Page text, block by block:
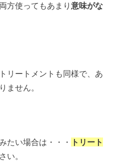
方使ってもあまり意味がな
リートメントも同様で、あ
ません。
たい場合は・・・
トリート
い。